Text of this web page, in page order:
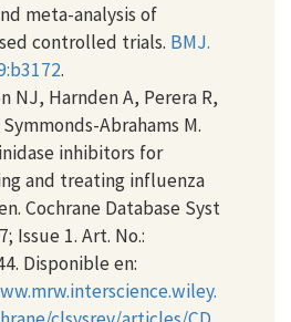
meta-analysis of
controlled trials. BMJ.
.
NJ, Harnden A, Perera R,
Abrahams M.
inhibitors for
and treating influenza
Cochrane Database Syst
Issue 1. Art. No.:
Disponible en: